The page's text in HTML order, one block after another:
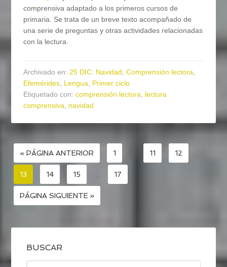
comprensiva adaptado a los primeros cursos de
primaria. Se trata de un breve texto acompañado de
una serie de preguntas y otras actividades relacionadas
con la lectura.
Archivado en:25 DIC: Navidad,Comprensión lectora,
Efemérides, Lengua, Primer ciclo
Etiquetado con:comprensión lectora, lectura
comprensiva, navidad
« PÁGINA ANTERIOR 1 11 12
13 14 15 … 17
PÁGINA SIGUIENTE »
BUSCAR